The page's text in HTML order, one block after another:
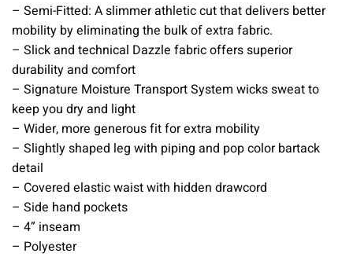
– Semi-Fitted: A slimmer athletic cut that delivers better
mobility by eliminating the bulk of extra fabric.
– Slick and technical Dazzle fabric offers superior
durability and comfort
– Signature Moisture Transport System wicks sweat to
keep you dry and light
– Wider, more generous fit for extra mobility
– Slightly shaped leg with piping and pop color bartack
detail
– Covered elastic waist with hidden drawcord
– Side hand pockets
– 4” inseam
– Polyester